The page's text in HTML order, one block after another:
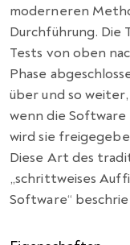
moderneren
Durchführung.
Tests von oben
Phase
über und so
wenn die
wird sie
Diese Art des
„schrittweises
Software“